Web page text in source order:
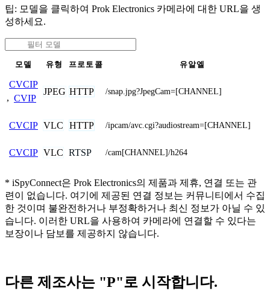
팁: 모델을 클릭하여 Prok Electronics 카메라에 대한 URL을 생
성하세요.
모델 유형 프로토콜 유알엘
CVCIP
, CVIP
JPEG HTTP /snap.jpg?JpegCam=[CHANNEL]
CVCIP VLC HTTP /ipcam/avc.cgi?audiostream=[CHANNEL]
CVCIP VLC RTSP /cam[CHANNEL]/h264
* iSpyConnect은 Prok Electronics의 제품과 제휴, 연결 또는 관
련이 없습니다. 여기에 제공된 연결 정보는 커뮤니티에서 수집
한 것이며 불완전하거나 부정확하거나 최신 정보가 아닐 수 있
습니다. 이러한 URL을 사용하여 카메라에 연결할 수 있다는
보장이나 담보를 제공하지 않습니다.
다른 제조사는 "P"로 시작합니다.